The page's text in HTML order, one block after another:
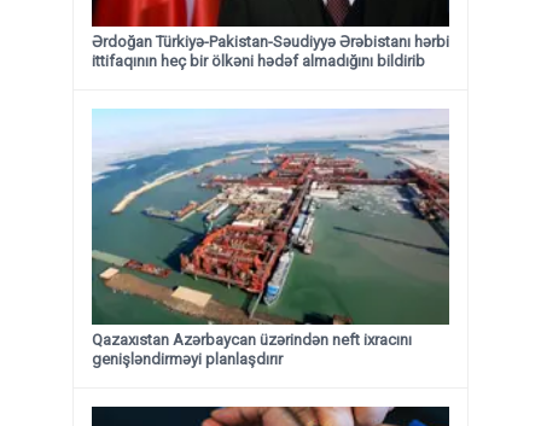
Ərdoğan Türkiyə-Pakistan-Səudiyyə Ərəbistanı hərbi
ittifaqının heç bir ölkəni hədəf almadığını bildirib
Qazaxıstan Azərbaycan üzərindən neft ixracını
genişləndirməyi planlaşdırır